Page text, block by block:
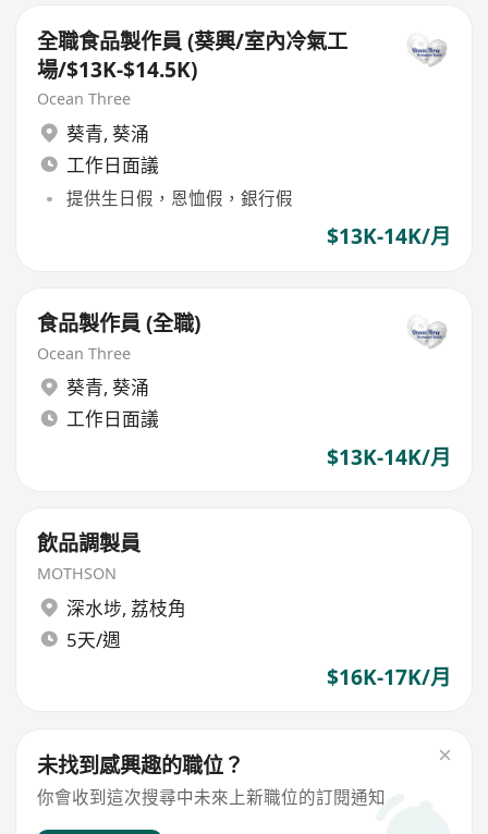
全職食品製作員 (葵興/室內冷氣工
場/$13K-$14.5K)
Ocean Three
葵青, 葵涌
工作日面議
提供生日假，恩恤假，銀行假
$13K-14K/月
食品製作員 (全職)
Ocean Three
葵青, 葵涌
工作日面議
$13K-14K/月
飲品調製員
MOTHSON
深水埗, 荔枝角
5天/週
$16K-17K/月
未找到感興趣的職位？
你會收到這次搜尋中未來上新職位的訂閱通知